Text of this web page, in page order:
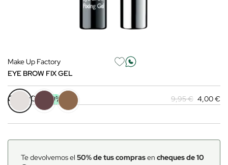
Make Up Factory
EYE BROW FIX GEL
Color:01 -60% 9,95 € 4,00 €
Te devolvemos el 50% de tus comprasen cheques de 10